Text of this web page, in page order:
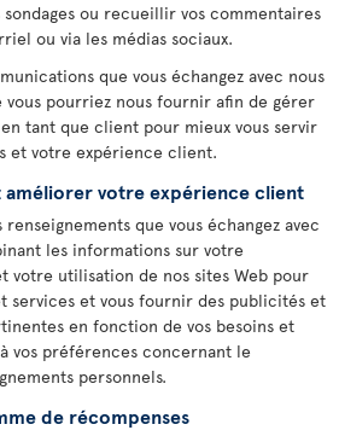
ou recueillir vos commentaires
ou via les médias sociaux.
que vous échangez avec nous
pourriez nous fournir afin de gérer
tant que client pour mieux vous servir
et votre expérience client.
améliorer votre expérience client
que vous échangez avec
les informations sur votre
votre utilisation de nos sites Web pour
services et vous fournir des publicités et
en fonction de vos besoins et
vos préférences concernant le
personnels.
de récompenses